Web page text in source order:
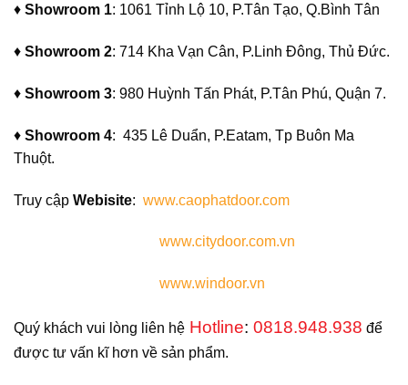
♦ Showroom 1: 1061 Tỉnh Lộ 10, P.Tân Tạo, Q.Bình Tân
♦ Showroom 2: 714 Kha Vạn Cân, P.Linh Đông, Thủ Đức.
♦ Showroom 3: 980 Huỳnh Tấn Phát, P.Tân Phú, Quận 7.
♦ Showroom 4: 435 Lê Duẩn, P.Eatam, Tp Buôn Ma
Thuột.
Truy cập Webisite: www.caophatdoor.com
www.citydoor.com.vn
www.windoor.vn
Quý khách vui lòng liên hệ Hotline: 0818.948.938 để
được tư vấn kĩ hơn về sản phẩm.